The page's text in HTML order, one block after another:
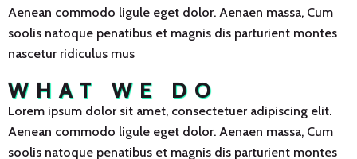
Aenean commodo ligule eget dolor. Aenaen massa, Cum
soolis natoque penatibus et magnis dis parturient montes
nascetur ridiculus mus
WHAT WE DO
Lorem ipsum dolor sit amet, consectetuer adipiscing elit.
Aenean commodo ligule eget dolor. Aenaen massa, Cum
soolis natoque penatibus et magnis dis parturient montes